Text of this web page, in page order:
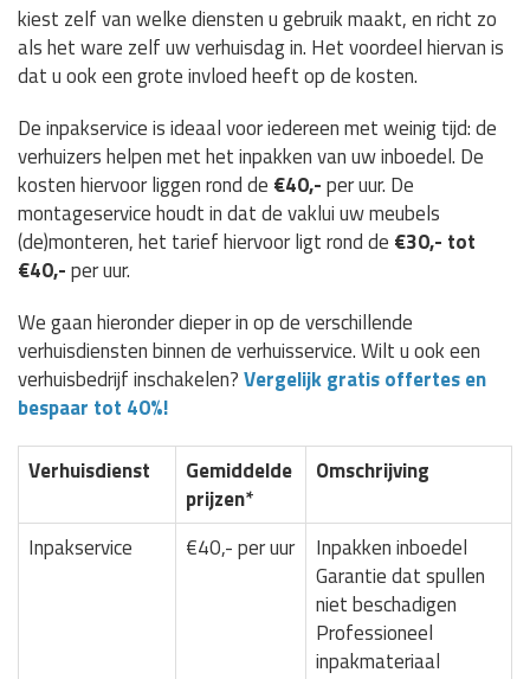
kiest zelf van welke diensten u gebruik maakt, en richt zo
als het ware zelf uw verhuisdag in. Het voordeel hiervan is
dat u ook een grote invloed heeft op de kosten.
De inpakservice is ideaal voor iedereen met weinig tijd: de
verhuizers helpen met het inpakken van uw inboedel. De
kosten hiervoor liggen rond de €40,-per uur. De
montageservice houdt in dat de vaklui uw meubels
(de)monteren, het tarief hiervoor ligt rond de €30,- tot
€40,-per uur.
We gaan hieronder dieper in op de verschillende
verhuisdiensten binnen de verhuisservice. Wilt u ook een
verhuisbedrijf inschakelen?Vergelijk gratis offertes en
bespaar tot 40%!
Verhuisdienst
Gemiddelde
prijzen*
Omschrijving
Inpakservice €40,- per uur
Inpakken inboedel
Garantie dat spullen
niet beschadigen
Professioneel
inpakmateriaal